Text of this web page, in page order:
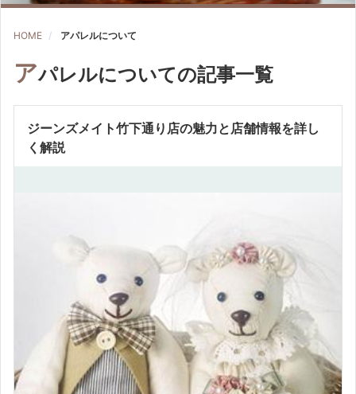
HOME アパレルについて
アパレルについての記事一覧
ジーンズメイト竹下通り店の魅力と店舗情報を詳し
く解説